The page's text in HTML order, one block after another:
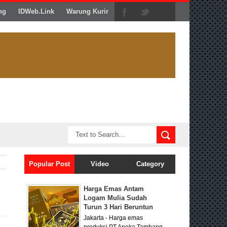
IDWeb.Link Warung Kurir
Popular Post Video Category
Harga Emas Antam
Logam Mulia Sudah
Turun 3 Hari Beruntun
Jakarta - Harga emas